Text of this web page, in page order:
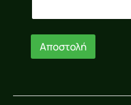
l
m
i
Αποστολή